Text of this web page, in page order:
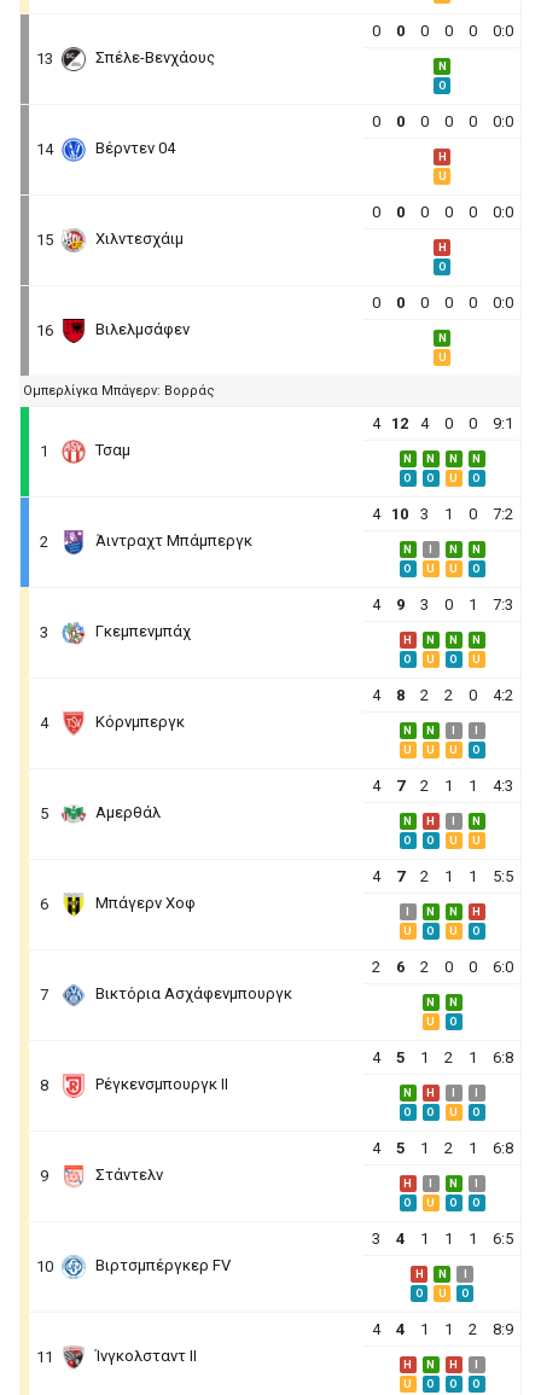
13 Σπέλε-Βενχάους
0 0 0 0 0 0:0
N
O
14 Βέρντεν 04
0 0 0 0 0 0:0
H
U
15 Χιλντεσχάιμ
0 0 0 0 0 0:0
H
O
16 Βιλελμσάφεν
0 0 0 0 0 0:0
N
U
Ομπερλίγκα Μπάγερν: Βορράς
1 Τσαμ
4 12 4 0 0 9:1
N N N
N
O
O U O
2 Άιντραχτ Μπάμπεργκ
4 10 3 1 0 7:2
N N
N
O
U U O
3 Γκεμπενμπάχ
4 9 3 0 1 7:3
H N N
N
O
U O U
4 Κόρνμπεργκ
4 8 2 2 0 4:2
N N
U
U U O
5 Αμερθάλ
4 7 2 1 1 4:3
N H
N
O
O U U
6 Μπάγερν Χοφ
4 7 2 1 1 5:5
N N
H
U
O U O
7 Βικτόρια Ασχάφενμπουργκ
2 6 2 0 0 6:0
N
N
U
O
8 Ρέγκενσμπουργκ ΙΙ
4 5 1 2 1 6:8
N H
O
O U O
9 Στάντελν
4 5 1 2 1 6:8
H N
O
U O O
10 Βιρτσμπέργκερ FV
3 4 1 1 1 6:5
H N
O
U O
11 Ίνγκολσταντ ΙΙ
4 4 1 1 2 8:9
H N H
U
O O O